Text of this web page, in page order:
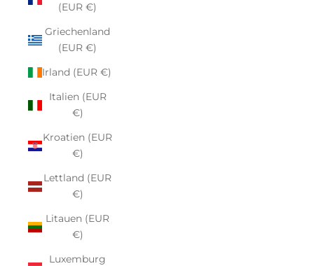
(EUR €)
Griechenland
(EUR €)
Irland (EUR €)
Italien (EUR
€)
Kroatien (EUR
€)
Lettland (EUR
€)
Litauen (EUR
€)
Luxemburg